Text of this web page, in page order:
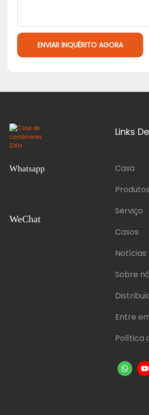
ENVIAR INQUÉRITO AGORA
Whatsapp
WeChat
Links
Casa
Produtos
Serviço
Casos
Notícias
Sobre
Entre
Política